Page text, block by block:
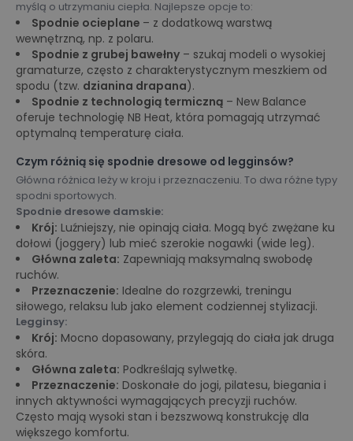
myślą o utrzymaniu ciepła. Najlepsze opcje to:
Spodnie ocieplane – z dodatkową warstwą
wewnętrzną, np. z polaru.
Spodnie z grubej bawełny – szukaj modeli o wysokiej
gramaturze, często z charakterystycznym meszkiem od
spodu (tzw. dzianina drapana).
Spodnie z technologią termiczną – New Balance
oferuje technologię NB Heat, która pomagają utrzymać
optymalną temperaturę ciała.
Czym różnią się spodnie dresowe od legginsów?
Główna różnica leży w kroju i przeznaczeniu. To dwa różne typy
spodni sportowych.
Spodnie dresowe damskie:
Krój: Luźniejszy, nie opinają ciała. Mogą być zwężane ku
dołowi (joggery) lub mieć szerokie nogawki (wide leg).
Główna zaleta: Zapewniają maksymalną swobodę
ruchów.
Przeznaczenie: Idealne do rozgrzewki, treningu
siłowego, relaksu lub jako element codziennej stylizacji.
Legginsy:
Krój: Mocno dopasowany, przylegają do ciała jak druga
skóra.
Główna zaleta: Podkreślają sylwetkę.
Przeznaczenie: Doskonałe do jogi, pilatesu, biegania i
innych aktywności wymagających precyzji ruchów.
Często mają wysoki stan i bezszwową konstrukcję dla
większego komfortu.